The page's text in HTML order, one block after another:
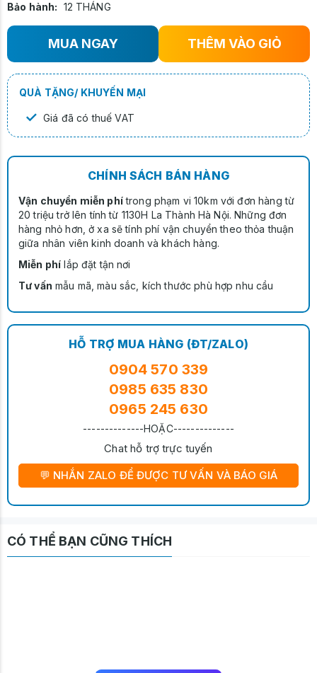
Bảo hành: 12 THÁNG
MUA NGAY THÊM VÀO GIỎ
QUÀ TẶNG/ KHUYẾN MẠI
✓ Giá đã có thuế VAT
CHÍNH SÁCH BÁN HÀNG
Vận chuyển miễn phítrong phạm vi 10km với đơn hàng từ
20 triệu trở lên tính từ 1130H La Thành Hà Nội. Những đơn
hàng nhỏ hơn, ở xa sẽ tính phí vận chuyển theo thỏa thuận
giữa nhân viên kinh doanh và khách hàng.
Miễn phí lắp đặt tận nơi
Tư vấn mẫu mã, màu sắc, kích thước phù hợp nhu cầu
HỖ TRỢ MUA HÀNG (ĐT/ZALO)
0904 570 339
0985 635 830
0965 245 630
--------------HOẶC--------------
Chat hỗ trợ trực tuyến
💬 NHẮN ZALO ĐỂ ĐƯỢC TƯ VẤN VÀ BÁO GIÁ
CÓ THỂ BẠN CŨNG THÍCH